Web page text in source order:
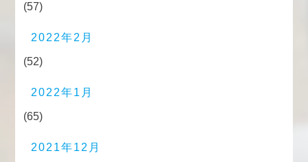
(57)
2022年2月
(52)
2022年1月
(65)
2021年12月